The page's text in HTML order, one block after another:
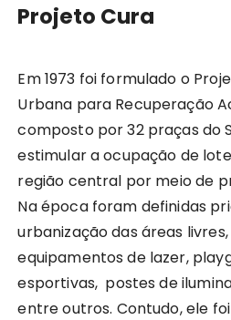
Projeto Cura
Em 1973 foi formulado o
Urbana para Recuperação
composto por 32 praças do
estimular a ocupação de
região central por meio de
Na época foram definidas
urbanização das áreas
equipamentos de lazer,
esportivas, postes de
entre outros. Contudo, ele